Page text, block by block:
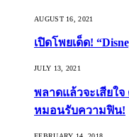
AUGUST 16, 2021
เปิดโพยเด็ด!
JULY 13, 2021
พลาดแล้วจะเสียใจ
หมอนรับความฟิน!